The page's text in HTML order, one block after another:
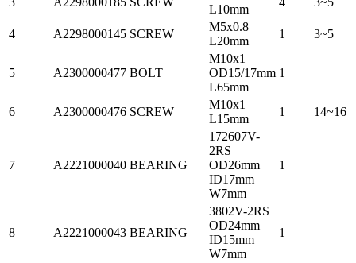
L10mm
4 A2298000145 SCREW
M5x0.8
L20mm
1 3~5
5 A2300000477 BOLT
M10x1
OD15/17mm
L65mm
1
6 A2300000476 SCREW
M10x1
L15mm
1 14~16
7 A2221000040 BEARING
172607V-
2RS
OD26mm
ID17mm
W7mm
1
8 A2221000043 BEARING
3802V-2RS
OD24mm
ID15mm
W7mm
1